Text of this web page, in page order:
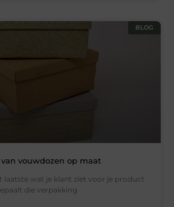
BLOG
vouwdozen op maat
laatste wat je klant ziet voor je product
die verpakking